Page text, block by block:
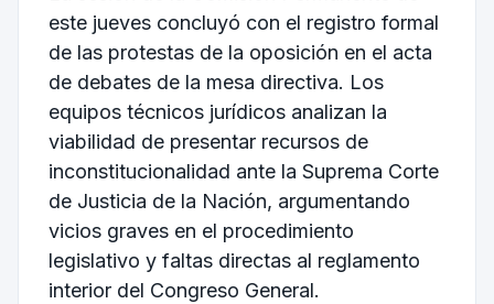
este jueves concluyó con el registro formal
de las protestas de la oposición en el acta
de debates de la mesa directiva. Los
equipos técnicos jurídicos analizan la
viabilidad de presentar recursos de
inconstitucionalidad ante la Suprema Corte
de Justicia de la Nación, argumentando
vicios graves en el procedimiento
legislativo y faltas directas al reglamento
interior del Congreso General.